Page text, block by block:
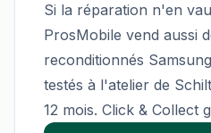
Si la réparation n'en
ProsMobile vend aussi
reconditionnés Samsung
testés à l'atelier de
12 mois. Click & Collect